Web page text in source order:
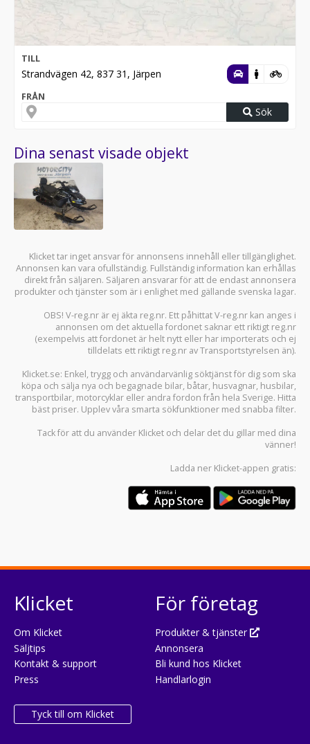
TILL
Strandvägen 42, 837 31, Järpen
FRÅN
Sök
Dina senast visade objekt
Klicket tar inget ansvar för annonsens innehåll eller tillgänglighet.
Annonsen kan vara ofullständig. Fullständig information kan erhållas
direkt från säljaren. Säljaren ansvarar för att de endast annonsera
produkter och tjänster som är i enlighet med gällande svenska lagar.
OBS! V-reg.nr är ej äkta reg.nr. Ett påhittat V-reg.nr kan anges i
annonsen om det aktuella fordonet saknar ett riktigt reg.nr
(exempelvis att fordonet är helt nytt eller har importerats och ej
tilldelats ett riktigt reg.nr av Transportstyrelsen än).
Klicket.se: Enkel, trygg och användarvänlig söktjänst för dig som ska
köpa och sälja nya och begagnade bilar, båtar, husvagnar, husbilar,
transportbilar, motorcyklar eller andra fordon från hela Sverige. Hitta
bäst priser. Upplev våra smarta sökfunktioner med snabba filter.
Tack för att du använder Klicket och delar det du gillar med dina
vänner!
Ladda ner Klicket-appen gratis:
Klicket
Om Klicket
Säljtips
Kontakt & support
Press
Tyck till om Klicket
För företag
Produkter & tjänster
Annonsera
Bli kund hos Klicket
Handlarlogin